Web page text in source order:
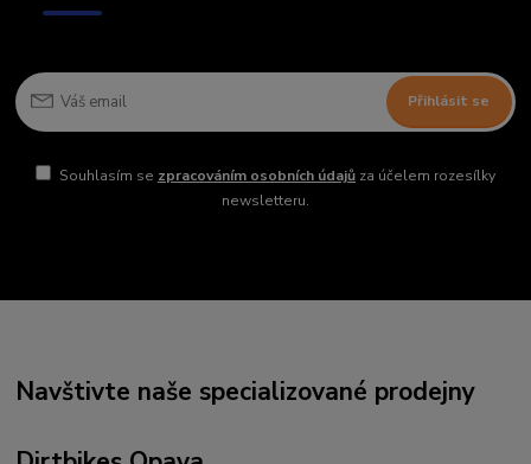
Přihlásit se
Souhlasím se zpracováním osobních údajůza účelem rozesílky
newsletteru.
Navštivte naše specializované prodejny